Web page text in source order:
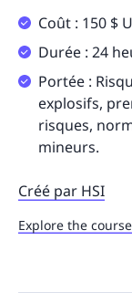
Coût : 150 $
Durée : 24
Portée :
explosifs,
risques,
mineurs.
Créé par HSI
Explore the course